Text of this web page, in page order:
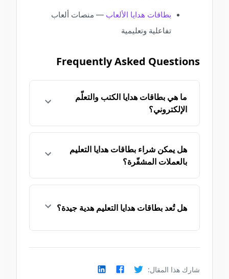
بطاقات هدايا الألعاب— منصات ألعاب
تفاعلية وتعليمية
Frequently Asked Questions
ما هي بطاقات هدايا الكتب والتعلّم
الإلكتروني؟
هل يمكن شراء بطاقات هدايا التعليم
بالعملات المشفّرة؟
هل تُعد بطاقات هدايا التعليم هدية جيدة؟
شارك هذا المقال: